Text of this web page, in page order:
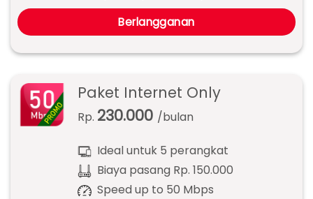
Berlangganan
Paket Internet Only
Rp. 230.000 /bulan
Ideal untuk 5 perangkat
Biaya pasang Rp. 150.000
Speed up to 50 Mbps